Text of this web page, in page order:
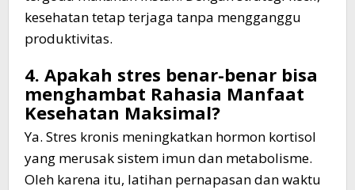
kesehatan tetap terjaga tanpa mengganggu
produktivitas.
4. Apakah stres benar-benar bisa
menghambat Rahasia Manfaat
Kesehatan Maksimal?
Ya. Stres kronis meningkatkan hormon kortisol
yang merusak sistem imun dan metabolisme.
Oleh karena itu, latihan pernapasan dan waktu